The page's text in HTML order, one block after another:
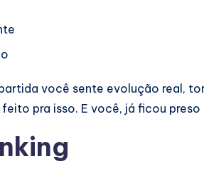
você sente evolução real,
pra isso. E você, já ficou